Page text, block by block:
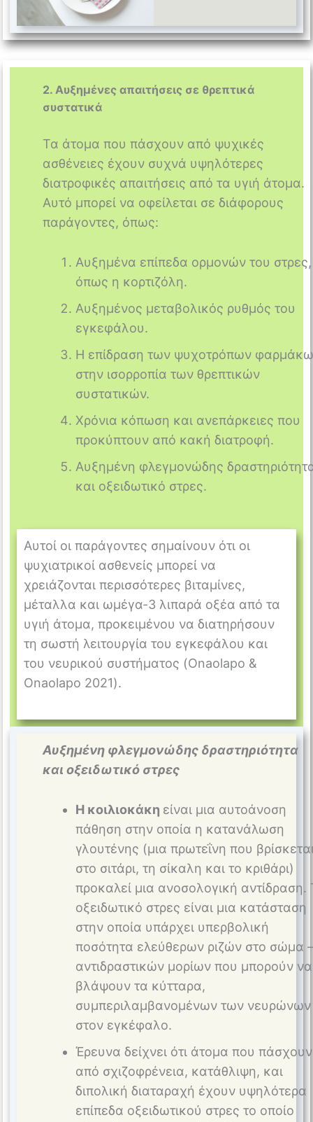
2. Αυξημένες απαιτήσεις σε θρεπτικά
συστατικά
Τα άτομα που πάσχουν από ψυχικές
ασθένειες έχουν συχνά υψηλότερες
διατροφικές απαιτήσεις από τα υγιή άτομα.
Αυτό μπορεί να οφείλεται σε διάφορους
παράγοντες, όπως:
Αυξημένα επίπεδα ορμονών του στρες,
όπως η κορτιζόλη.
Αυξημένος μεταβολικός ρυθμός του
εγκεφάλου.
Η επίδραση των ψυχοτρόπων
στην ισορροπία των θρεπτικών
συστατικών.
Χρόνια κόπωση και ανεπάρκειες που
προκύπτουν από κακή διατροφή.
Αυξημένη φλεγμονώδης
και οξειδωτικό στρες.
Αυτοί οι παράγοντες σημαίνουν ότι οι
ψυχιατρικοί ασθενείς μπορεί να
χρειάζονται περισσότερες βιταμίνες,
μέταλλα και ωμέγα-3 λιπαρά οξέα από τα
υγιή άτομα, προκειμένου να διατηρήσουν
τη σωστή λειτουργία του εγκεφάλου και
του νευρικού συστήματος (Onaolapo &
Onaolapo 2021).
Αυξημένη φλεγμονώδης δραστηριότητα
και οξειδωτικό στρες
Η κοιλιοκάκη είναι μια αυτοάνοση
πάθηση στην οποία η κατανάλωση
γλουτένης (μια πρωτεΐνη που
στο σιτάρι, τη σίκαλη και το κριθάρι)
προκαλεί μια ανοσολογική αντίδραση.
οξειδωτικό στρες είναι μια κατάσταση
στην οποία υπάρχει υπερβολική
ποσότητα ελεύθερων ριζών στο σώμα –
αντιδραστικών μορίων που μπορούν να
βλάψουν τα κύτταρα,
συμπεριλαμβανομένων των νευρώνων
στον εγκέφαλο.
Έρευνα δείχνει ότι άτομα που πάσχουν
από σχιζοφρένεια, κατάθλιψη, και
διπολική διαταραχή έχουν υψηλότερα
επίπεδα οξειδωτικού στρες το οποίο